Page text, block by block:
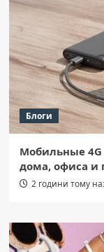
Блоги
Мобильные 4G
дома, офиса и
2 години тому